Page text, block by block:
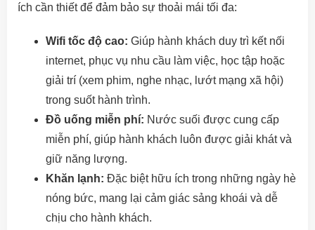
ích cần thiết để đảm bảo sự thoải mái tối đa:
Wifi tốc độ cao: Giúp hành khách duy trì kết nối
internet, phục vụ nhu cầu làm việc, học tập hoặc
giải trí (xem phim, nghe nhạc, lướt mạng xã hội)
trong suốt hành trình.
Đồ uống miễn phí: Nước suối được cung cấp
miễn phí, giúp hành khách luôn được giải khát và
giữ năng lượng.
Khăn lạnh: Đặc biệt hữu ích trong những ngày hè
nóng bức, mang lại cảm giác sảng khoái và dễ
chịu cho hành khách.